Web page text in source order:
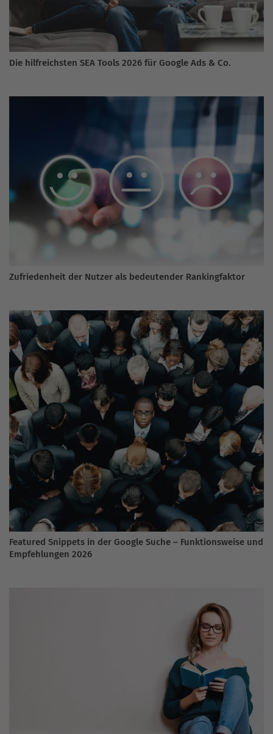
Die hilfreichsten SEA Tools 2026 für Google Ads & Co.
Zufriedenheit der Nutzer als bedeutender Rankingfaktor
Featured Snippets in der Google Suche – Funktionsweise und
Empfehlungen 2026